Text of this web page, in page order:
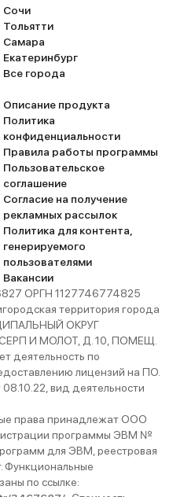
Сочи
Тольятти
Самара
Екатеринбург
Все города
Описание продукта
Политика
конфиденциальности
Правила работы программы
Пользовательское
соглашение
Согласие на получение
рекламных рассылок
Политика для контента,
генерируемого
пользователями
Вакансии
ОРГН 1127746774825
территория города
ОКРУГ
И МОЛОТ, Д. 10, ПОМЕЩ.
деятельность по
лицензий на ПО.
вид деятельности
права принадлежат ООО
программы ЭВМ №
для ЭВМ, реестровая
Функциональные
по ссылке: